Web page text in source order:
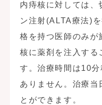
内痔核に対しては、
ン注射(ALTA療法)
格を持つ医師のみが
核に薬剤を注入する
す。治療時間は10
ありません。治療当
とができます。